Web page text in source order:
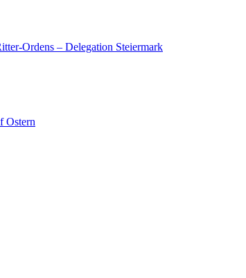
Ordens – Delegation Steiermark
Ostern